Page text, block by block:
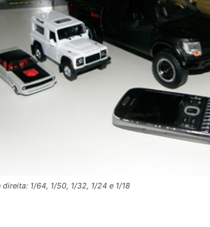
direita: 1/64, 1/50, 1/32, 1/24 e 1/18